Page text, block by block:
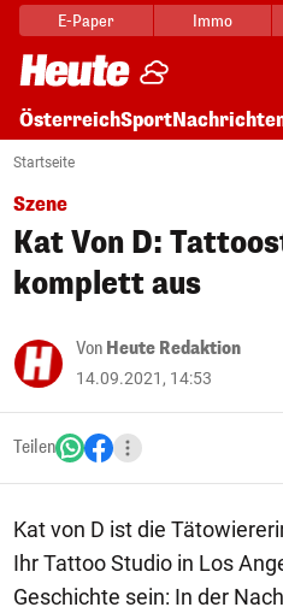
E-Paper Immo
ÖsterreichSport
Startseite
Szene
Kat Von D:
komplett aus
Von Heute Redaktion
14.09.2021, 14:53
Teilen
Kat von D ist die
Ihr Tattoo Studio in Los
Geschichte sein: In der